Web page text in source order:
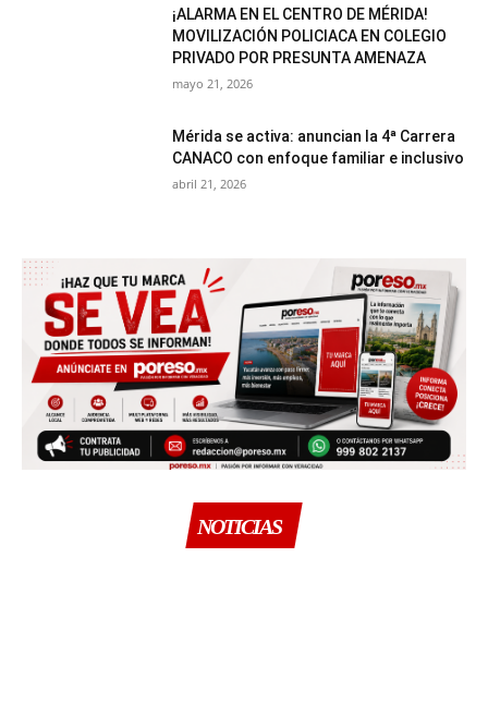
¡ALARMA EN EL CENTRO DE MÉRIDA!
MOVILIZACIÓN POLICIACA EN COLEGIO
PRIVADO POR PRESUNTA AMENAZA
mayo 21, 2026
Mérida se activa: anuncian la 4ª Carrera
CANACO con enfoque familiar e inclusivo
abril 21, 2026
NOTICIAS